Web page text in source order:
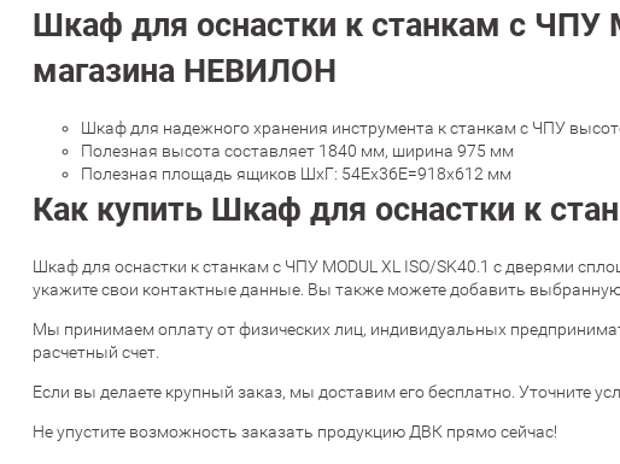
Шкаф для оснастки к станкам с ЧПУ
магазина НЕВИЛОН
Шкаф для надежного хранения инструмента к станкам с ЧПУ
Полезная высота составляет 1840 мм, ширина 975 мм
Полезная площадь ящиков ШхГ: 54Ех36Е=918x612 мм
Как купить Шкаф для оснастки к
Шкаф для оснастки к станкам с ЧПУ MODUL XL ISO/SK40.1 с дверями
укажите свои контактные данные. Вы также можете добавить
Мы принимаем оплату от физических лиц, индивидуальных
расчетный счет.
Если вы делаете крупный заказ, мы доставим его бесплатно. Уточните
Не упустите возможность заказать продукцию ДВК прямо сейчас!